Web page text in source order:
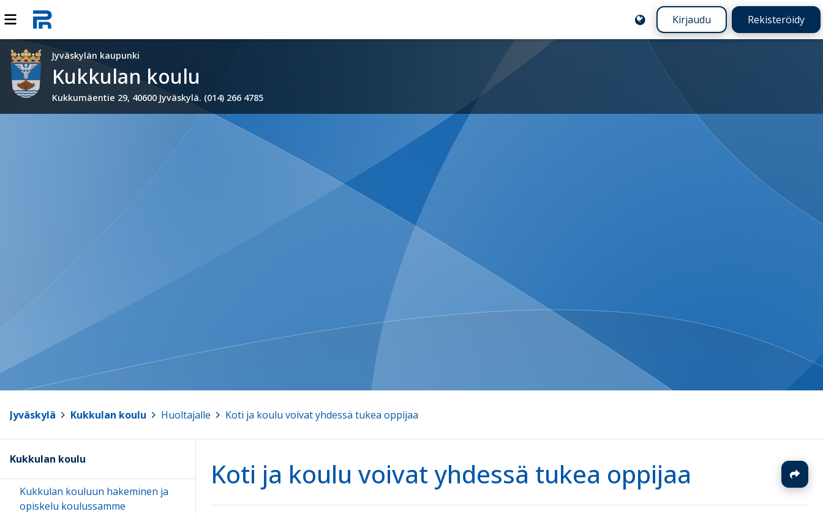
Kirjaudu Rekisteröidy
Jyväskylän kaupunki
Kukkulan koulu
Kukkumäentie 29, 40600 Jyväskylä. (014) 266 4785
Jyväskylä Kukkulan koulu Huoltajalle Koti ja koulu voivat yhdessä tukea oppijaa
Koti ja koulu voivat yhdessä tukea oppijaa
Kukkulan koulu
Kukkulan kouluun hakeminen ja
opiskelu koulussamme